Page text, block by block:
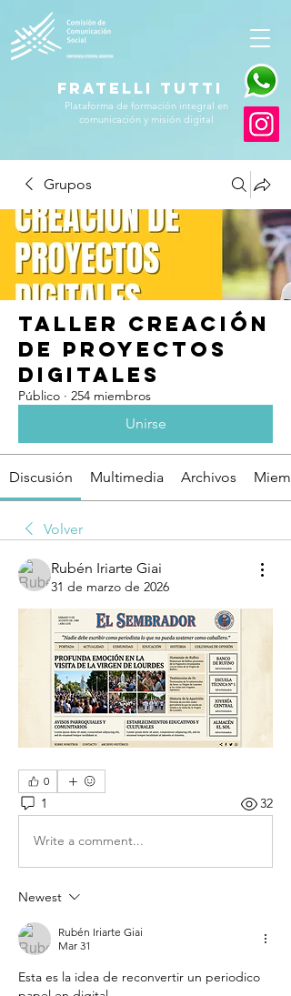
FRATELLI TUTTI
Plataforma de formación integral en
comunicación y misión digital
Grupos
Taller Creación
de Proyectos
Digitales
Público · 254 miembros
Unirse
Discusión Multimedia Archivos
Volver
Rubén Iriarte Giai
31 de marzo de 2026
0
1 32
Write a comment...
Newest
Rubén Iriarte Giai
Mar 31
Esta es la idea de reconvertir un periodico